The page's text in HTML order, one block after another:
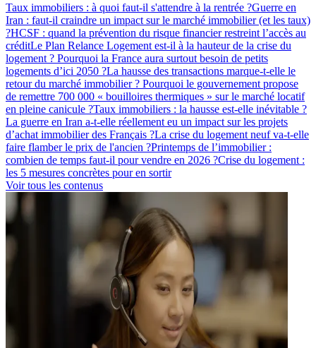
Taux immobiliers : à quoi faut-il s'attendre à la rentrée ?Guerre en
Iran : faut-il craindre un impact sur le marché immobilier (et les taux)
?HCSF : quand la prévention du risque financier restreint l’accès au
créditLe Plan Relance Logement est-il à la hauteur de la crise du
logement ? Pourquoi la France aura surtout besoin de petits
logements d’ici 2050 ?La hausse des transactions marque-t-elle le
retour du marché immobilier ? Pourquoi le gouvernement propose
de remettre 700 000 « bouilloires thermiques » sur le marché locatif
en pleine canicule ?Taux immobiliers : la hausse est-elle inévitable ?
La guerre en Iran a-t-elle réellement eu un impact sur les projets
d’achat immobilier des Français ?La crise du logement neuf va-t-elle
faire flamber le prix de l'ancien ?Printemps de l’immobilier :
combien de temps faut-il pour vendre en 2026 ?Crise du logement :
les 5 mesures concrètes pour en sortir
Voir tous les contenus